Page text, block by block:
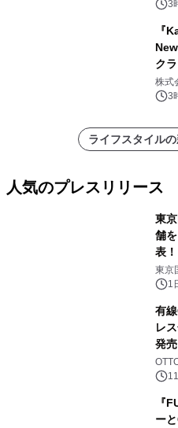
3
『
ク
開始
株式
3
ライフスタイル
人気のプレスリリース
東
舗
表！
東京
1
有
レ
発
『
ー